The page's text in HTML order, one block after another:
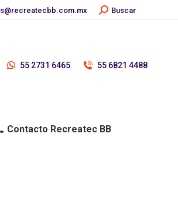
Buscar:Buscar
55 2731 6465 55 6821 4488
Contacto Recreatec BB